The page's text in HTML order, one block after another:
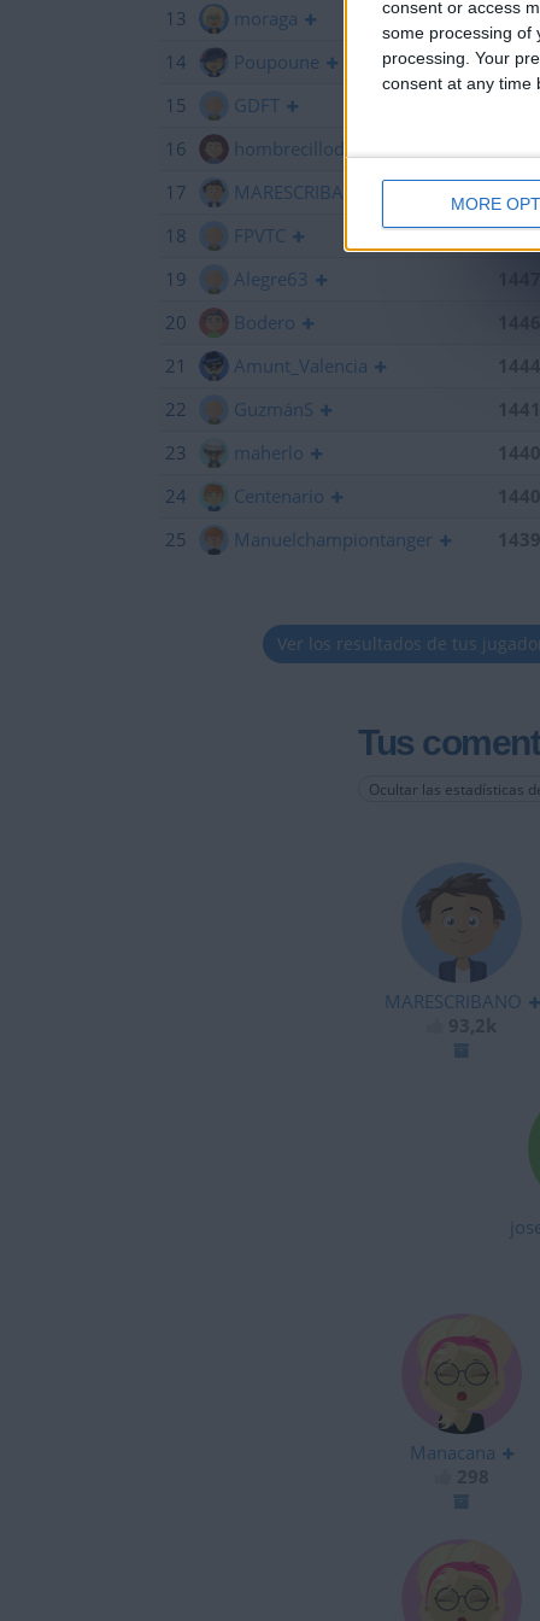
consent or access
some processing of
processing. Your
consent at any time
MORE
13
moraga
14
Poupoune
15
GDFT
16
hombrecillodepan
17
MARESCRIBANO
18
FPVTC
19
Alegre63
20
Bodero
21
Amunt_Valencia
22
GuzmánS
23
maherlo
24
Centenario
25
Manuelchampiontanger
Ver los resultados de tus
Tus
Ocultar las estadísticas
MARESCRIBANO
Manacana